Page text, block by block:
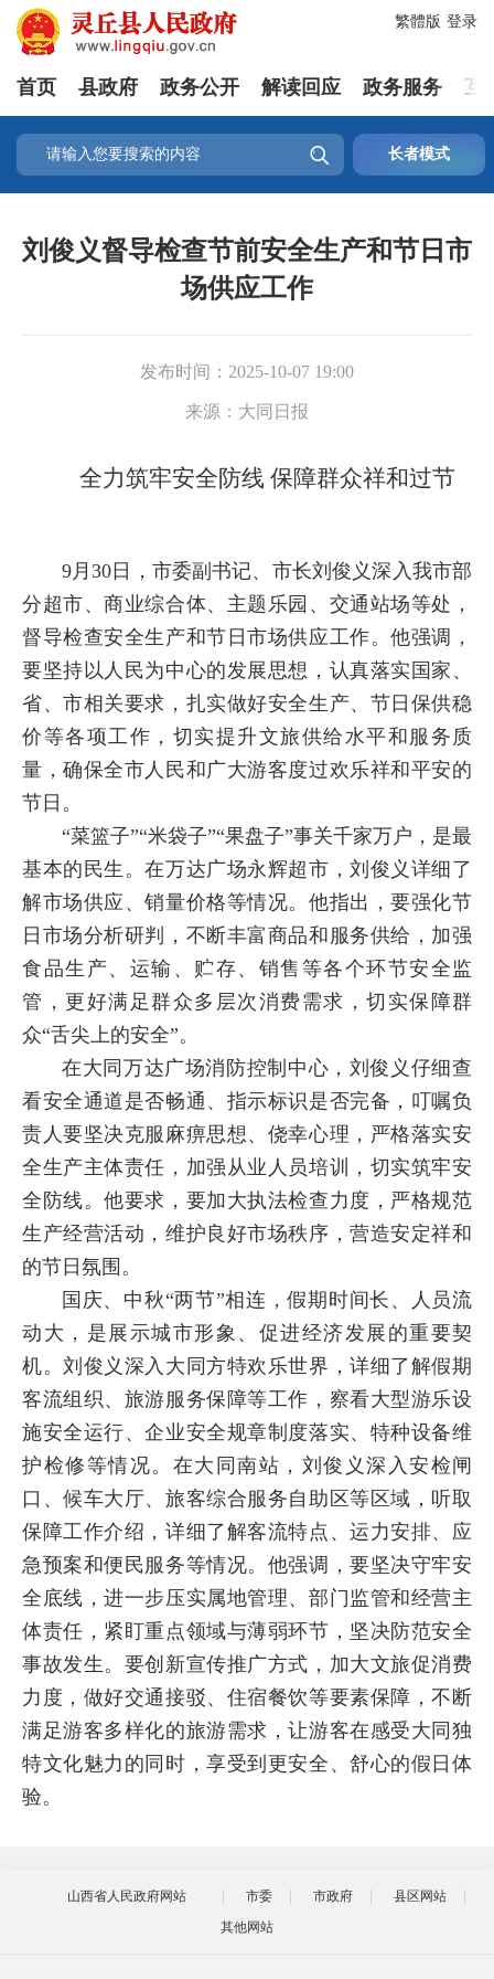
登录
繁體版
首页 县政府 政务公开 解读回应 政务服务 互
 长者模式
刘俊义督导检查节前安全生产和节日市
场供应工作
发布时间： 2025-10-07 19:00
来源： 大同日报
全力筑牢安全防线 保障群众祥和过节
9月30日，市委副书记、市长刘俊义深入我市部
分超市、商业综合体、主题乐园、交通站场等处，
督导检查安全生产和节日市场供应工作。他强调，
要坚持以人民为中心的发展思想，认真落实国家、
省、市相关要求，扎实做好安全生产、节日保供稳
价等各项工作，切实提升文旅供给水平和服务质
量，确保全市人民和广大游客度过欢乐祥和平安的
节日。
“菜篮子”“米袋子”“果盘子”事关千家万户，是最
基本的民生。在万达广场永辉超市，刘俊义详细了
解市场供应、销量价格等情况。他指出，要强化节
日市场分析研判，不断丰富商品和服务供给，加强
食品生产、运输、贮存、销售等各个环节安全监
管，更好满足群众多层次消费需求，切实保障群
众“舌尖上的安全”。
在大同万达广场消防控制中心，刘俊义仔细查
看安全通道是否畅通、指示标识是否完备，叮嘱负
责人要坚决克服麻痹思想、侥幸心理，严格落实安
全生产主体责任，加强从业人员培训，切实筑牢安
全防线。他要求，要加大执法检查力度，严格规范
生产经营活动，维护良好市场秩序，营造安定祥和
的节日氛围。
国庆、中秋“两节”相连，假期时间长、人员流
动大，是展示城市形象、促进经济发展的重要契
机。刘俊义深入大同方特欢乐世界，详细了解假期
客流组织、旅游服务保障等工作，察看大型游乐设
施安全运行、企业安全规章制度落实、特种设备维
护检修等情况。在大同南站，刘俊义深入安检闸
口、候车大厅、旅客综合服务自助区等区域，听取
保障工作介绍，详细了解客流特点、运力安排、应
急预案和便民服务等情况。他强调，要坚决守牢安
全底线，进一步压实属地管理、部门监管和经营主
体责任，紧盯重点领域与薄弱环节，坚决防范安全
事故发生。要创新宣传推广方式，加大文旅促消费
力度，做好交通接驳、住宿餐饮等要素保障，不断
满足游客多样化的旅游需求，让游客在感受大同独
特文化魅力的同时，享受到更安全、舒心的假日体
验。
山西省人民政府网站 市委 市政府
县区网站
其他网站